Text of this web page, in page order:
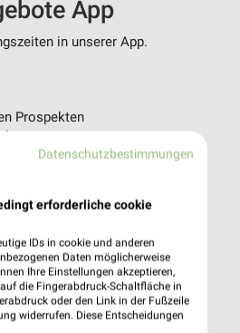
App
in unserer App.
Prospekten
Datenschutzbestimmungen
erforderliche cookie
IDs in cookie und anderen
Daten möglicherweise
Ihre Einstellungen akzeptieren,
die Fingerabdruck-Schaltfläche in
oder den Link in der Fußzeile
widerrufen. Diese Entscheidungen